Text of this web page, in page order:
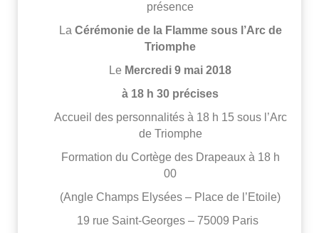
présence
La Cérémonie de la Flamme sous l’Arc de
Triomphe
Le Mercredi 9 mai 2018
à 18 h 30 précises
Accueil des personnalités à 18 h 15 sous l’Arc
de Triomphe
Formation du Cortège des Drapeaux à 18 h
00
(Angle Champs Elysées – Place de l’Etoile)
19 rue Saint-Georges – 75009 Paris